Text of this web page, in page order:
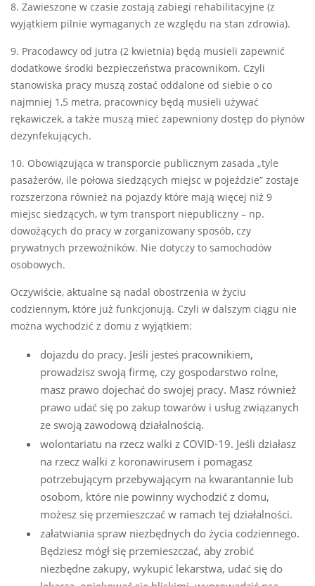
8. Zawieszone w czasie zostają zabiegi rehabilitacyjne (z
wyjątkiem pilnie wymaganych ze względu na stan zdrowia).
9. Pracodawcy od jutra (2 kwietnia) będą musieli zapewnić
dodatkowe środki bezpieczeństwa pracownikom. Czyli
stanowiska pracy muszą zostać oddalone od siebie o co
najmniej 1,5 metra, pracownicy będą musieli używać
rękawiczek, a także muszą mieć zapewniony dostęp do płynów
dezynfekujących.
10. Obowiązująca w transporcie publicznym zasada „tyle
pasażerów, ile połowa siedzących miejsc w pojeździe” zostaje
rozszerzona również na pojazdy które mają więcej niż 9
miejsc siedzących, w tym transport niepubliczny – np.
dowożących do pracy w zorganizowany sposób, czy
prywatnych przewoźników. Nie dotyczy to samochodów
osobowych.
Oczywiście, aktualne są nadal obostrzenia w życiu
codziennym, które już funkcjonują. Czyli w dalszym ciągu nie
można wychodzić z domu z wyjątkiem:
dojazdu do pracy. Jeśli jesteś pracownikiem,
prowadzisz swoją firmę, czy gospodarstwo rolne,
masz prawo dojechać do swojej pracy. Masz również
prawo udać się po zakup towarów i usług związanych
ze swoją zawodową działalnością.
wolontariatu na rzecz walki z COVID-19. Jeśli działasz
na rzecz walki z koronawirusem i pomagasz
potrzebującym przebywającym na kwarantannie lub
osobom, które nie powinny wychodzić z domu,
możesz się przemieszczać w ramach tej działalności.
załatwiania spraw niezbędnych do życia codziennego.
Będziesz mógł się przemieszczać, aby zrobić
niezbędne zakupy, wykupić lekarstwa, udać się do